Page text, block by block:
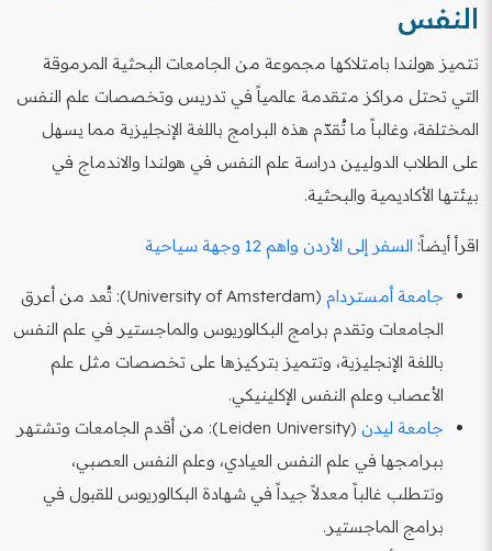
النفس
تتميز هولندا بامتلاكها مجموعة من الجامعات البحثية المرموقة
التي تحتل مراكز متقدمة عالمياً في تدريس وتخصصات علم النفس
المختلفة، وغالباً ما تُقدّم هذه البرامج باللغة الإنجليزية مما يسهل
على الطلاب الدوليين دراسة علم النفس في هولندا والاندماج في
بيئتها الأكاديمية والبحثية.
اقرأ أيضاً: السفر إلى الأردن واهم 12 وجهة سياحية
جامعة أمستردام
(University of Amsterdam): تُعد من أعرق
الجامعات وتقدم برامج البكالوريوس والماجستير في علم النفس
باللغة الإنجليزية، وتتميز بتركيزها على تخصصات مثل علم
الأعصاب وعلم النفس الإكلينيكي.
جامعة ليدن
(Leiden University): من أقدم الجامعات وتشتهر
ببرامجها في علم النفس العيادي، وعلم النفس العصبي،
وتتطلب غالباً معدلاً جيداً في شهادة البكالوريوس للقبول في
برامج الماجستير.